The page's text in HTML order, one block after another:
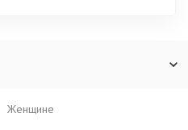
Женщине